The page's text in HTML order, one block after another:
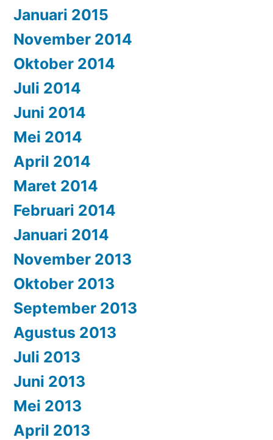
Januari 2015
November 2014
Oktober 2014
Juli 2014
Juni 2014
Mei 2014
April 2014
Maret 2014
Februari 2014
Januari 2014
November 2013
Oktober 2013
September 2013
Agustus 2013
Juli 2013
Juni 2013
Mei 2013
April 2013